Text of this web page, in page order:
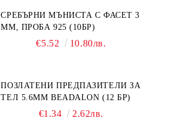
СРЕБЪРНИ МЪНИСТА С ФАСЕТ 3
ММ, ПРОБА 925 (10БР)
€5.52 10.80лв.
ПОЗЛАТЕНИ ПРЕДПАЗИТЕЛИ ЗА
ТЕЛ 5.6ММ BEADALON (12 БР)
€1.34 2.62лв.